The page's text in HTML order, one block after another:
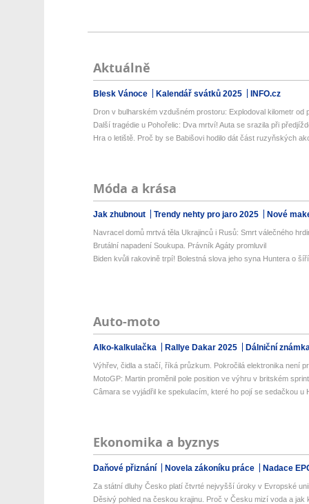
Aktuálně
Blesk Vánoce Kalendář svátků 2025 INFO.cz
Dron v bulharském vzdušném prostoru: Explodoval kilometr od
Další tragédie u Pohořelic: Dva mrtví! Auta se srazila při
Hra o letiště. Proč by se Babišovi hodilo dát část ruzyňských
Móda a krása
Jak zhubnout Trendy nehty pro jaro 2025 Nové
Navracel domů mrtvá těla Ukrajinců i Rusů: Smrt válečného
Brutální napadení Soukupa. Právník Agáty promluvil
Biden kvůli rakovině trpí! Bolestná slova jeho syna Huntera o
Auto-moto
Alko-kalkulačka Rallye Dakar 2025 Dálniční
Výhřev, čidla a stačí, říká průzkum. Pokročilá elektronika není
MotoGP: Martin proměnil pole position ve výhru v britském
Câmara se vyjádřil ke spekulacím, které ho pojí se sedačkou u
Ekonomika a byznys
Daňové přiznání Novela zákoníku práce Nadace
Za státní dluhy Česko platí čtvrté nejvyšší úroky v Evropské unii
Děsivý pohled na českou krajinu. Proč v Česku mizí voda a jak